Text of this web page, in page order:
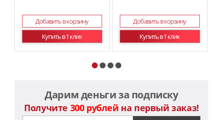
Добавить в корзину
Купить в 1 клик
Добавить в корзину
Купить в 1 клик
Дарим деньги за подписку
Получите 300 рублей на первый заказ!